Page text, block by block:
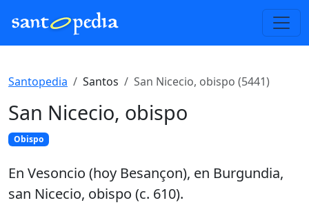
Santopedia Santos San Nicecio, obispo (5441)
San Nicecio, obispo
Obispo
En Vesoncio (hoy Besançon), en Burgundia,
san Nicecio, obispo (c. 610).